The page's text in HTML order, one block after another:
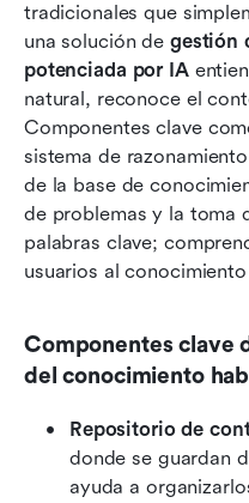
tradicionales que
una solución de gestión
potenciada por IA
natural, reconoce el
Componentes clave
sistema de
de la base de
de problemas y la toma
palabras clave;
usuarios al
Componentes clave
del conocimiento
Repositorio de
donde se guardan
ayuda a